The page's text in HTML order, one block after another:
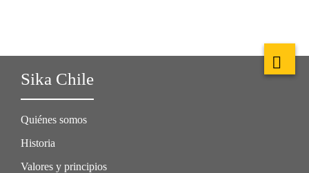
Sika Chile
Quiénes somos
Historia
Valores y principios